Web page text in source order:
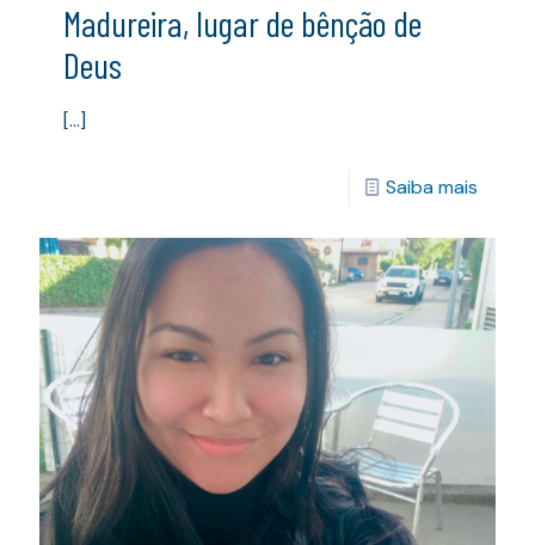
Madureira, lugar de bênção de
Deus
[…]
Saiba mais